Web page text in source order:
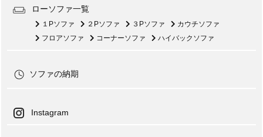
ローソファ一覧
１Pソファ ２Pソファ ３Pソファ
カウチソファ
フロアソファ
コーナーソファ ハイバックソファ
ソファの納期
Instagram